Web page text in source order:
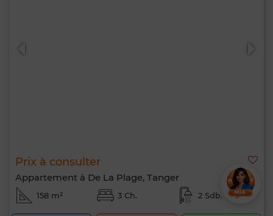
Prix à consulter
Appartement à De La Plage, Tanger
158 m² 3 Ch. 2 Sdb.